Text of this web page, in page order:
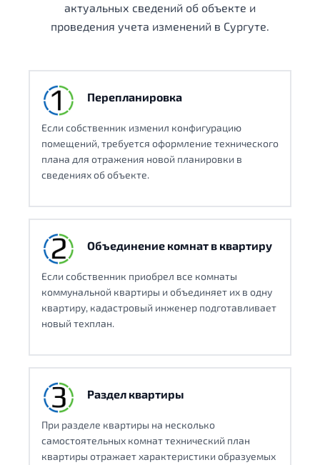
актуальных сведений об объекте и
проведения учета изменений в Сургуте.
Перепланировка
Если собственник изменил конфигурацию
помещений, требуется оформление технического
плана для отражения новой планировки в
сведениях об объекте.
Объединение комнат в квартиру
Если собственник приобрел все комнаты
коммунальной квартиры и объединяет их в одну
квартиру, кадастровый инженер подготавливает
новый техплан.
Раздел квартиры
При разделе квартиры на несколько
самостоятельных комнат технический план
квартиры отражает характеристики образуемых